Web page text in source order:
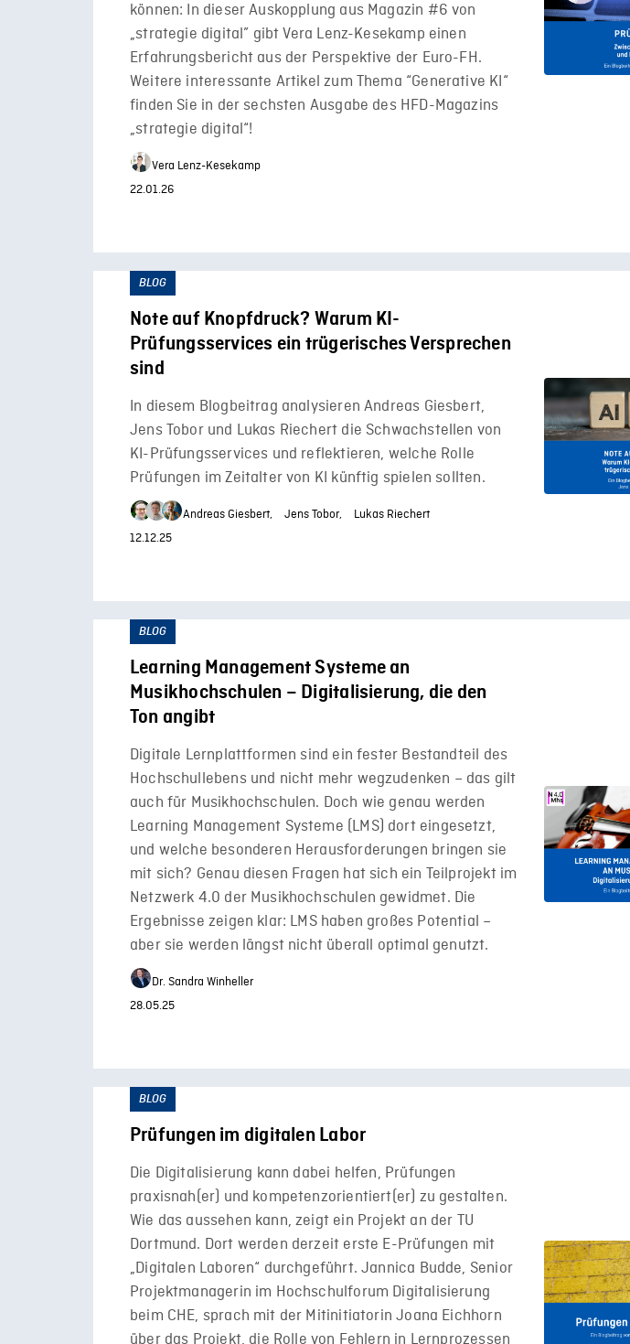
können: In dieser Auskopplung aus Magazin #6 von
„strategie digital” gibt Vera Lenz-Kesekamp einen
Erfahrungsbericht aus der Perspektive der Euro-FH.
Weitere interessante Artikel zum Thema “Generative KI“
finden Sie in der sechsten Ausgabe des HFD-Magazins
„strategie digital“!
Vera Lenz-Kesekamp
22.01.26
BLOG
Note auf Knopfdruck? Warum KI-
Prüfungsservices ein trügerisches Versprechen
sind
In diesem Blogbeitrag analysieren Andreas Giesbert,
Jens Tobor und Lukas Riechert die Schwachstellen von
KI-Prüfungsservices und reflektieren, welche Rolle
Prüfungen im Zeitalter von KI künftig spielen sollten.
Andreas Giesbert, Jens Tobor,
Lukas Riechert
12.12.25
BLOG
Learning Management Systeme an
Musikhochschulen – Digitalisierung, die den
Ton angibt
Digitale Lernplattformen sind ein fester Bestandteil des
Hochschullebens und nicht mehr wegzudenken – das gilt
auch für Musikhochschulen. Doch wie genau werden
Learning Management Systeme (LMS) dort eingesetzt,
und welche besonderen Herausforderungen bringen sie
mit sich? Genau diesen Fragen hat sich ein Teilprojekt im
Netzwerk 4.0 der Musikhochschulen gewidmet. Die
Ergebnisse zeigen klar: LMS haben großes Potential –
aber sie werden längst nicht überall optimal genutzt.
Dr. Sandra Winheller
28.05.25
BLOG
Prüfungen im digitalen Labor
Die Digitalisierung kann dabei helfen, Prüfungen
praxisnah(er) und kompetenzorientiert(er) zu gestalten.
Wie das aussehen kann, zeigt ein Projekt an der TU
Dortmund. Dort werden derzeit erste E-Prüfungen mit
„Digitalen Laboren“ durchgeführt. Jannica Budde, Senior
Projektmanagerin im Hochschulforum Digitalisierung
beim CHE, sprach mit der Mitinitiatorin Joana Eichhorn
über das Projekt, die Rolle von Fehlern in Lernprozessen